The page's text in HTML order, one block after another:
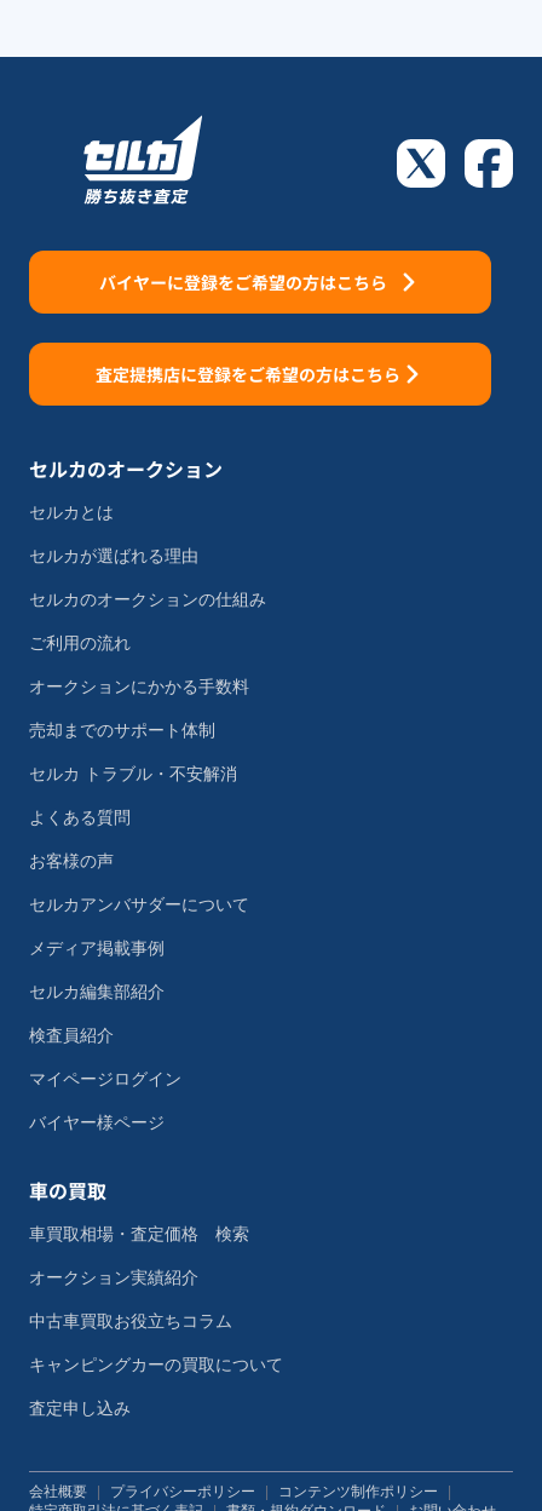
バイヤーに登録をご希望の方はこちら
査定提携店に登録をご希望の方はこちら
セルカのオークション
セルカとは
セルカが選ばれる理由
セルカのオークションの仕組み
ご利用の流れ
オークションにかかる手数料
売却までのサポート体制
セルカ トラブル・不安解消
よくある質問
お客様の声
セルカアンバサダーについて
メディア掲載事例
セルカ編集部紹介
検査員紹介
マイページログイン
バイヤー様ページ
車の買取
車買取相場・査定価格 検索
オークション実績紹介
中古車買取お役立ちコラム
キャンピングカーの買取について
査定申し込み
会社概要 プライバシーポリシー コンテンツ制作ポリシー